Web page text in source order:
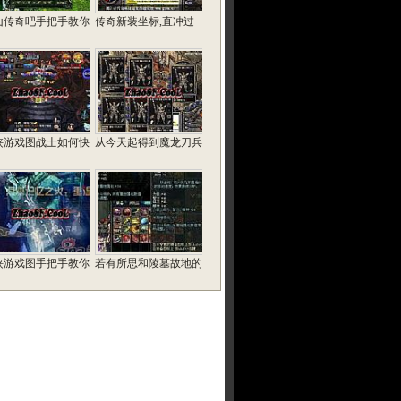
传奇吧手把手教你 传奇新装坐标,直冲过
游戏图战士如何快 从今天起得到魔龙刀兵
游戏图手把手教你 若有所思和陵墓故地的